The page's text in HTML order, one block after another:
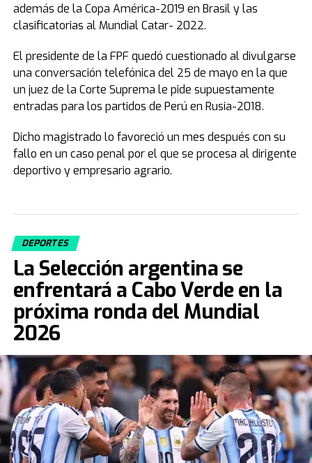
además de la Copa América-2019 en Brasil y las
clasificatorias al Mundial Catar- 2022.
El presidente de la FPF quedó cuestionado al divulgarse
una conversación telefónica del 25 de mayo en la que
un juez de la Corte Suprema le pide supuestamente
entradas para los partidos de Perú en Rusia-2018.
Dicho magistrado lo favoreció un mes después con su
fallo en un caso penal por el que se procesa al dirigente
deportivo y empresario agrario.
DEPORTES
La Selección argentina se
enfrentará a Cabo Verde en la
próxima ronda del Mundial
2026